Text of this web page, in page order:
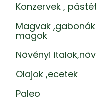
Konzervek ,
Magvak
magok
Növényi
Olajok ,ecetek
Paleo